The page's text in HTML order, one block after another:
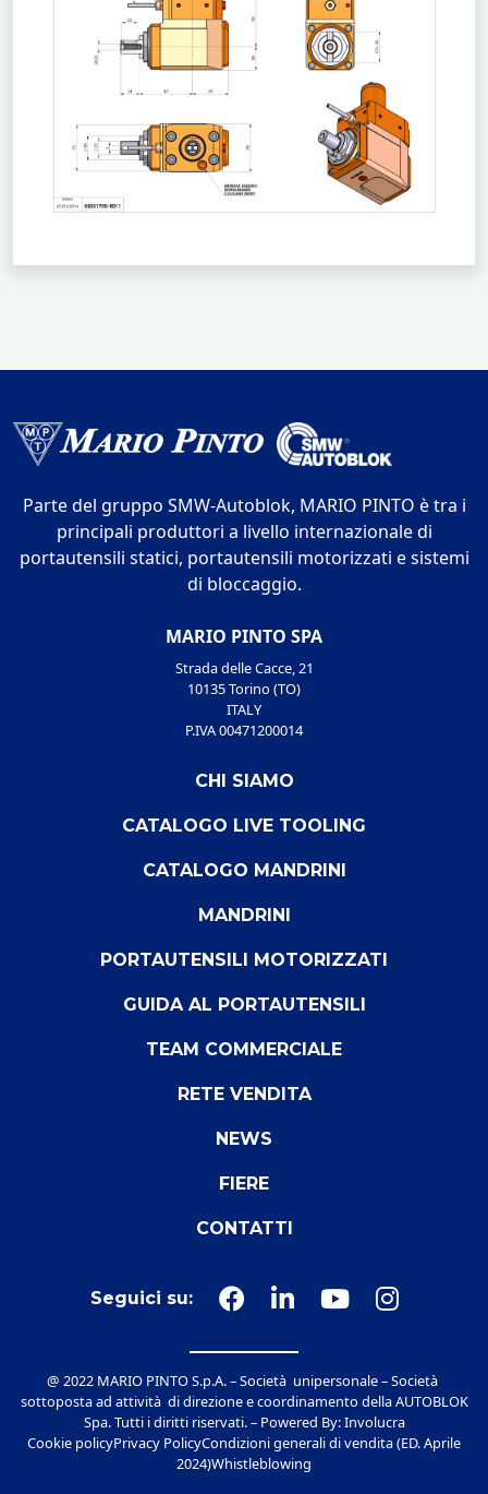
Parte del gruppo SMW-Autoblok, MARIO PINTO è tra i
principali produttori a livello internazionale di
portautensili statici, portautensili motorizzati e sistemi
di bloccaggio.
MARIO PINTO SPA
Strada delle Cacce, 21
10135 Torino (TO)
ITALY
P.IVA 00471200014
CHI SIAMO
CATALOGO LIVE TOOLING
CATALOGO MANDRINI
MANDRINI
PORTAUTENSILI MOTORIZZATI
GUIDA AL PORTAUTENSILI
TEAM COMMERCIALE
RETE VENDITA
NEWS
FIERE
CONTATTI
Seguici su:
@ 2022 MARIO PINTO S.p.A. – Società unipersonale – Società
sottoposta ad attività di direzione e coordinamento della AUTOBLOK
Spa. Tutti i diritti riservati. – Powered By:Involucra
Cookie policyPrivacy PolicyCondizioni generali di vendita (ED. Aprile
2024)Whistleblowing